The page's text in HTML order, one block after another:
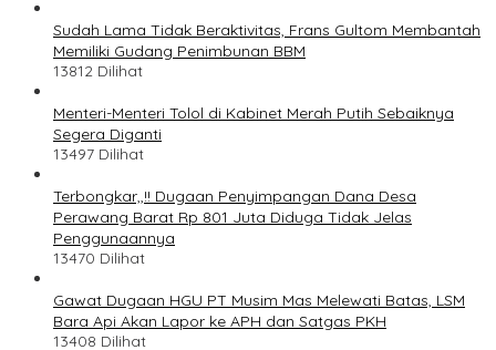
Sudah Lama Tidak Beraktivitas, Frans Gultom Membantah
Memiliki Gudang Penimbunan BBM
13812 Dilihat
Menteri-Menteri Tolol di Kabinet Merah Putih Sebaiknya
Segera Diganti
13497 Dilihat
Terbongkar,,!! Dugaan Penyimpangan Dana Desa
Perawang Barat Rp 801 Juta Diduga Tidak Jelas
Penggunaannya
13470 Dilihat
Gawat Dugaan HGU PT Musim Mas Melewati Batas, LSM
Bara Api Akan Lapor ke APH dan Satgas PKH
13408 Dilihat